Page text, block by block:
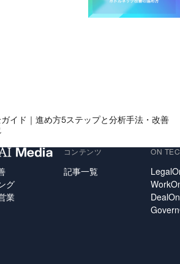
イド｜進め方5ステップと分析手法・改善
グ
業
コンテンツ
記事一覧
ON
DealOn